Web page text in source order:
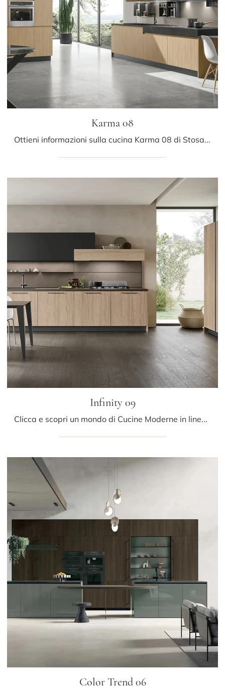
Karma 08
Ottieni informazioni sulla cucina Karma 08 di Stosa: questa soluzione in legno sarà l'acquisto ideale per te!
Infinity 09
Clicca e scopri un mondo di Cucine Moderne in linea: la cucina Infinity 09 Stosa in legno ti aspetta!
Color Trend 06